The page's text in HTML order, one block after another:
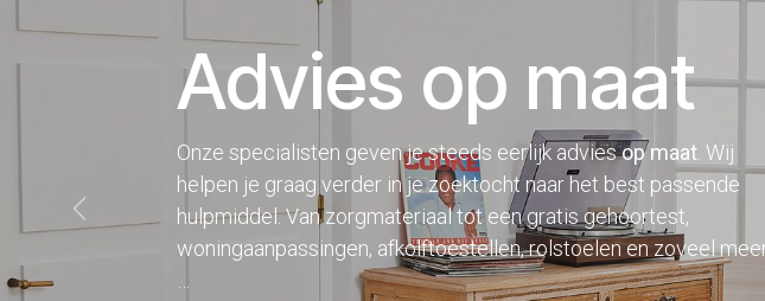
Advies op maat
Onze specialisten geven je steeds eerlijk adviesop maat. Wij
helpen je graag verder in je zoektocht naar het best passende
hulpmiddel. Van zorgmateriaal tot een gratis gehoortest,
woningaanpassingen, afkolftoestellen, rolstoelen en zoveel
…
Vorige